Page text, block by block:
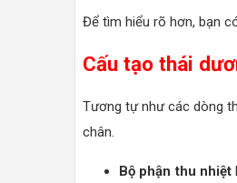
Để tìm hiểu rõ hơn, bạn
Cấu tạo thái
Tương tự như các dòng
chân.
Bộ phận thu nhiệt